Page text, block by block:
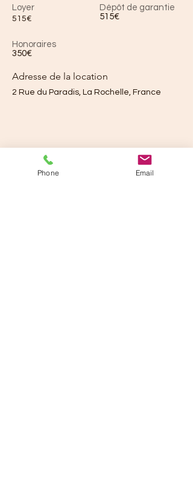
Loyer
515€
Dépôt de garantie
515€
Honoraires
350€
Adresse de la location
2 Rue du Paradis, La Rochelle, France
Phone Email